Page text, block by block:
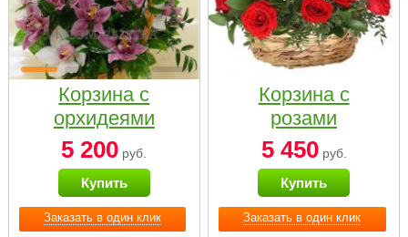
Заказать в один клик
Корзина с
орхидеями
малая
5 200 руб.
Купить
Заказать в один клик
Корзина с
розами
«Красный
Париж»
5 450руб.
Купить